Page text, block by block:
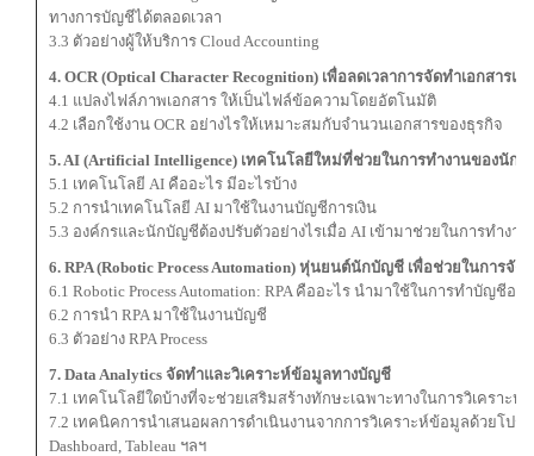
ทางการบัญชีได้ตลอดเวลา
3.3 ตัวอย่างผู้ให้บริการ Cloud Accounting
4. OCR (Optical Character Recognition) เพื่อลดเวลาการจัดทำเอกสาร
4.1 แปลงไฟล์ภาพเอกสาร ให้เป็นไฟล์ข้อความโดยอัตโนมัติ
4.2 เลือกใช้งาน OCR อย่างไรให้เหมาะสมกับจำนวนเอกสารของธุรกิจ
5. AI (Artificial Intelligence) เทคโนโลยีใหม่ที่ช่วยในการทำงานของนัก
5.1 เทคโนโลยี AI คืออะไร มีอะไรบ้าง
5.2 การนำเทคโนโลยี AI มาใช้ในงานบัญชีการเงิน
5.3 องค์กรและนักบัญชีต้องปรับตัวอย่างไรเมื่อ AI เข้ามาช่วยในการทำงาน
6. RPA (Robotic Process Automation) หุ่นยนต์นักบัญชี เพื่อช่วยในการจั
6.1 Robotic Process Automation: RPA คืออะไร นำมาใช้ในการทำบัญชีอย่
6.2 การนำ RPA มาใช้ในงานบัญชี
6.3 ตัวอย่าง RPA Process
7. Data Analytics จัดทำและวิเคราะห์ข้อมูลทางบัญชี
7.1 เทคโนโลยีใดบ้างที่จะช่วยเสริมสร้างทักษะเฉพาะทางในการวิเคราะ
7.2 เทคนิคการนำเสนอผลการดำเนินงานจากการวิเคราะห์ข้อมูลด้วยโป
Dashboard, Tableau ฯลฯ